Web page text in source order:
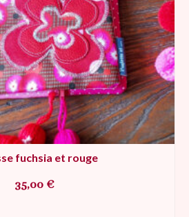
fuchsia et rouge
35,00 €